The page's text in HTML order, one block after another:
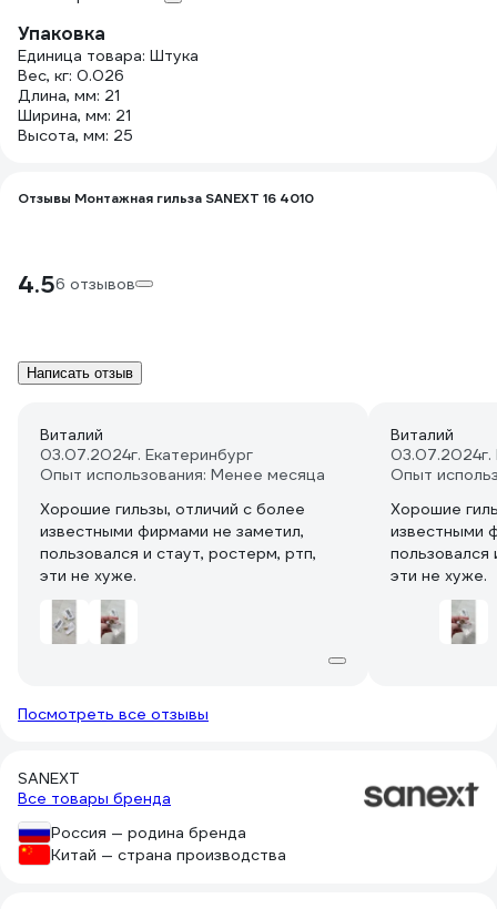
Упаковка
Единица товара: Штука
Вес, кг: 0.026
Длина, мм: 21
Ширина, мм: 21
Высота, мм: 25
Отзывы Монтажная гильза SANEXT 16 4010
4.56 отзывов
Написать отзыв
Виталий
03.07.2024г. Екатеринбург
Опыт использования: Менее месяца
Хорошие гильзы, отличий с более
известными фирмами не заметил,
пользовался и стаут, ростерм, ртп,
эти не хуже.
Виталий
03.07.2024
Опыт
Хорошие
известными
пользовался
эти не хуже.
Посмотреть все отзывы
SANEXT
Все товары бренда
Россия — родина бренда
Китай — страна производства